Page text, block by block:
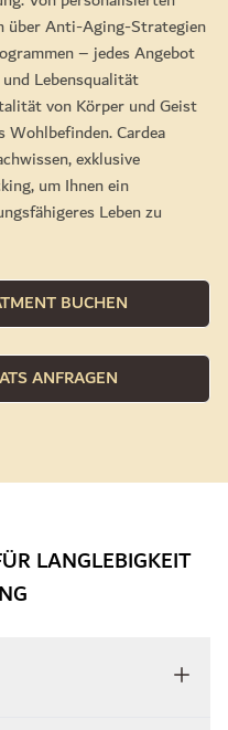
über Anti-Aging-Strategien
– jedes Angebot
Lebensqualität
von Körper und Geist
Wohlbefinden. Cardea
exklusive
um Ihnen ein
Leben zu
BUCHEN
ANFRAGEN
LANGLEBIGKEIT